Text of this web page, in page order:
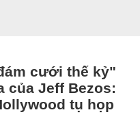
cưới thế kỷ"
của Jeff Bezos:
tụ họp